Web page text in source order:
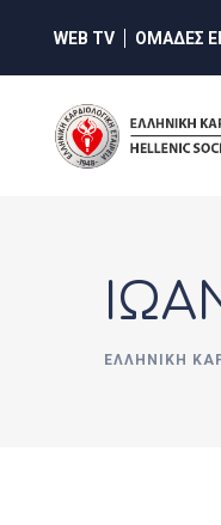
content
WEB TV ΟΜΑΔΕΣ
ΕΛΛΗΝΙΚΉ